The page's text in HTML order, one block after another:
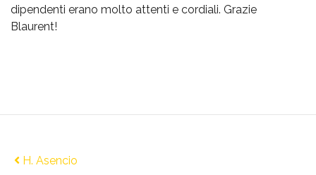
dipendenti erano molto attenti e cordiali. Grazie
Blaurent!
Post navigation
H. Asencio